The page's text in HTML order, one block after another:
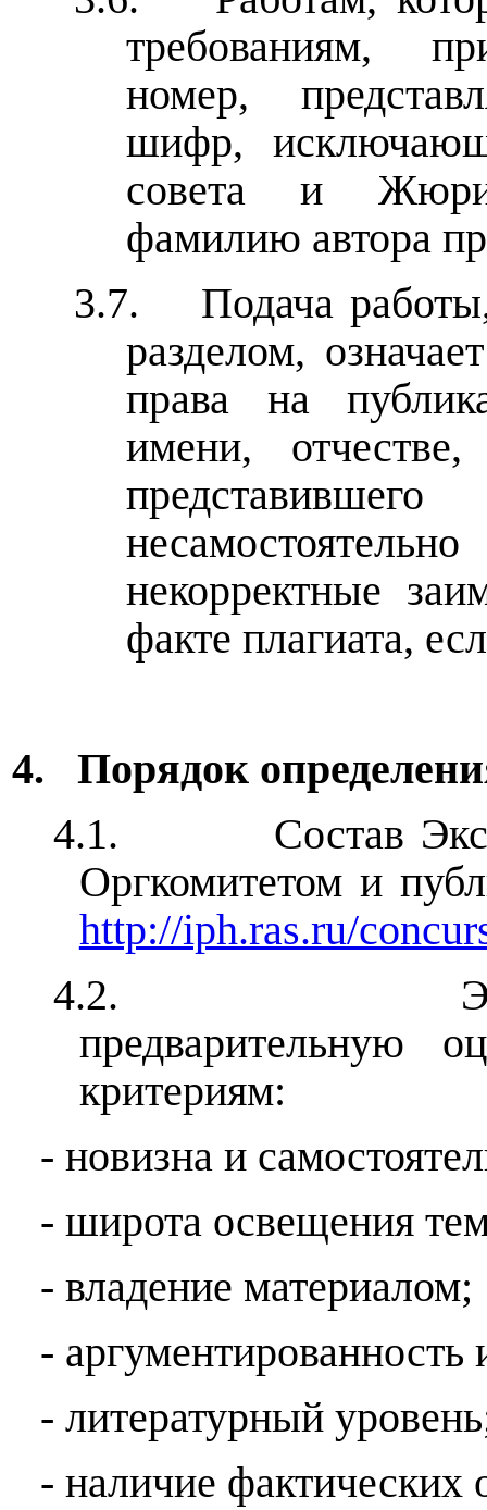
требованиям,
номер,
шифр,
совета и Жюри
фамилию автора
3.7.
Подача
разделом,
права на
имени,
некорректные
факте плагиата,
4.
Порядок
4.1.
Состав
Оргкомитетом и
http://iph.ras.ru/
4.2.
предварительную
критериям:
- новизна и
- широта освещения
- владение материалом;
- аргументированность
- литературный
- наличие фактических